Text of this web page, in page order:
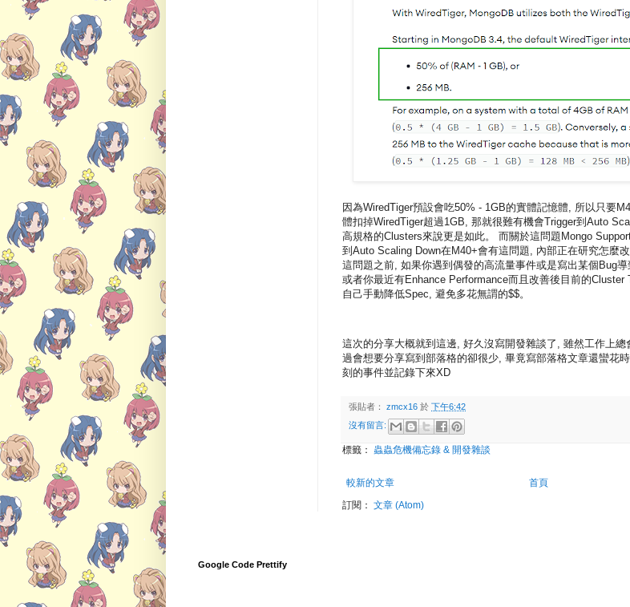
因為WiredTiger預設會吃50% - 1GB的實體記憶體, 所以只要
體扣掉WiredTiger超過1GB, 那就很難有機會Trigger到Auto
高規格的Clusters來說更是如此。 而關於這問題Mongo
到Auto Scaling Down在M40+會有這問題, 內部正在研究怎麼
這問題之前, 如果你遇到偶發的高流量事件或是寫出某個Bug
或者你最近有Enhance Performance而且改善後目前的Cluster
自己手動降低Spec, 避免多花無謂的$$。
這次的分享大概就到這邊, 好久沒寫開發雜談了, 雖然工作上總
過會想要分享寫到部落格的卻很少, 畢竟寫部落格文章還蠻花
刻的事件並記錄下來XD
張貼者： zmcx16 於 下午6:42
沒有留言:
標籤： 蟲蟲危機備忘錄 & 開發雜談
較新的文章
首頁
訂閱： 文章 (Atom)
Google Code Prettify